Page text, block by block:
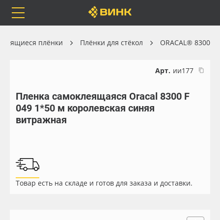
Каталог
Orafol
Доставка
Весь каталог
Рулонные материалы
Листовые материалы
плёнки Плёнки для стёкол ORACAL® 8300
Арт. ии177
Пленка самоклеящаяся Oracal 8300 F
049 1*50 м королевская синяя
витражная
Товар есть на складе и готов для заказа и доставки.